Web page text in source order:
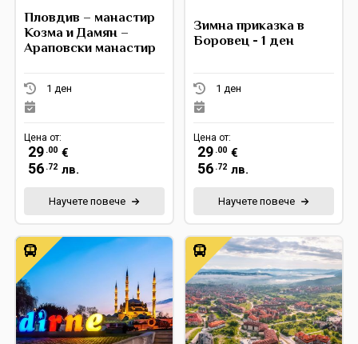
Екскурзии в Румъния
Пловдив – манастир
Козма и Дамян –
Араповски манастир
1 ден
Цена от:
29 .00 €
56 .72 лв.
Научете повече
Зимна приказка в
Боровец - 1 ден
1 ден
Цена от:
29 .00 €
56 .72 лв.
Научете повече